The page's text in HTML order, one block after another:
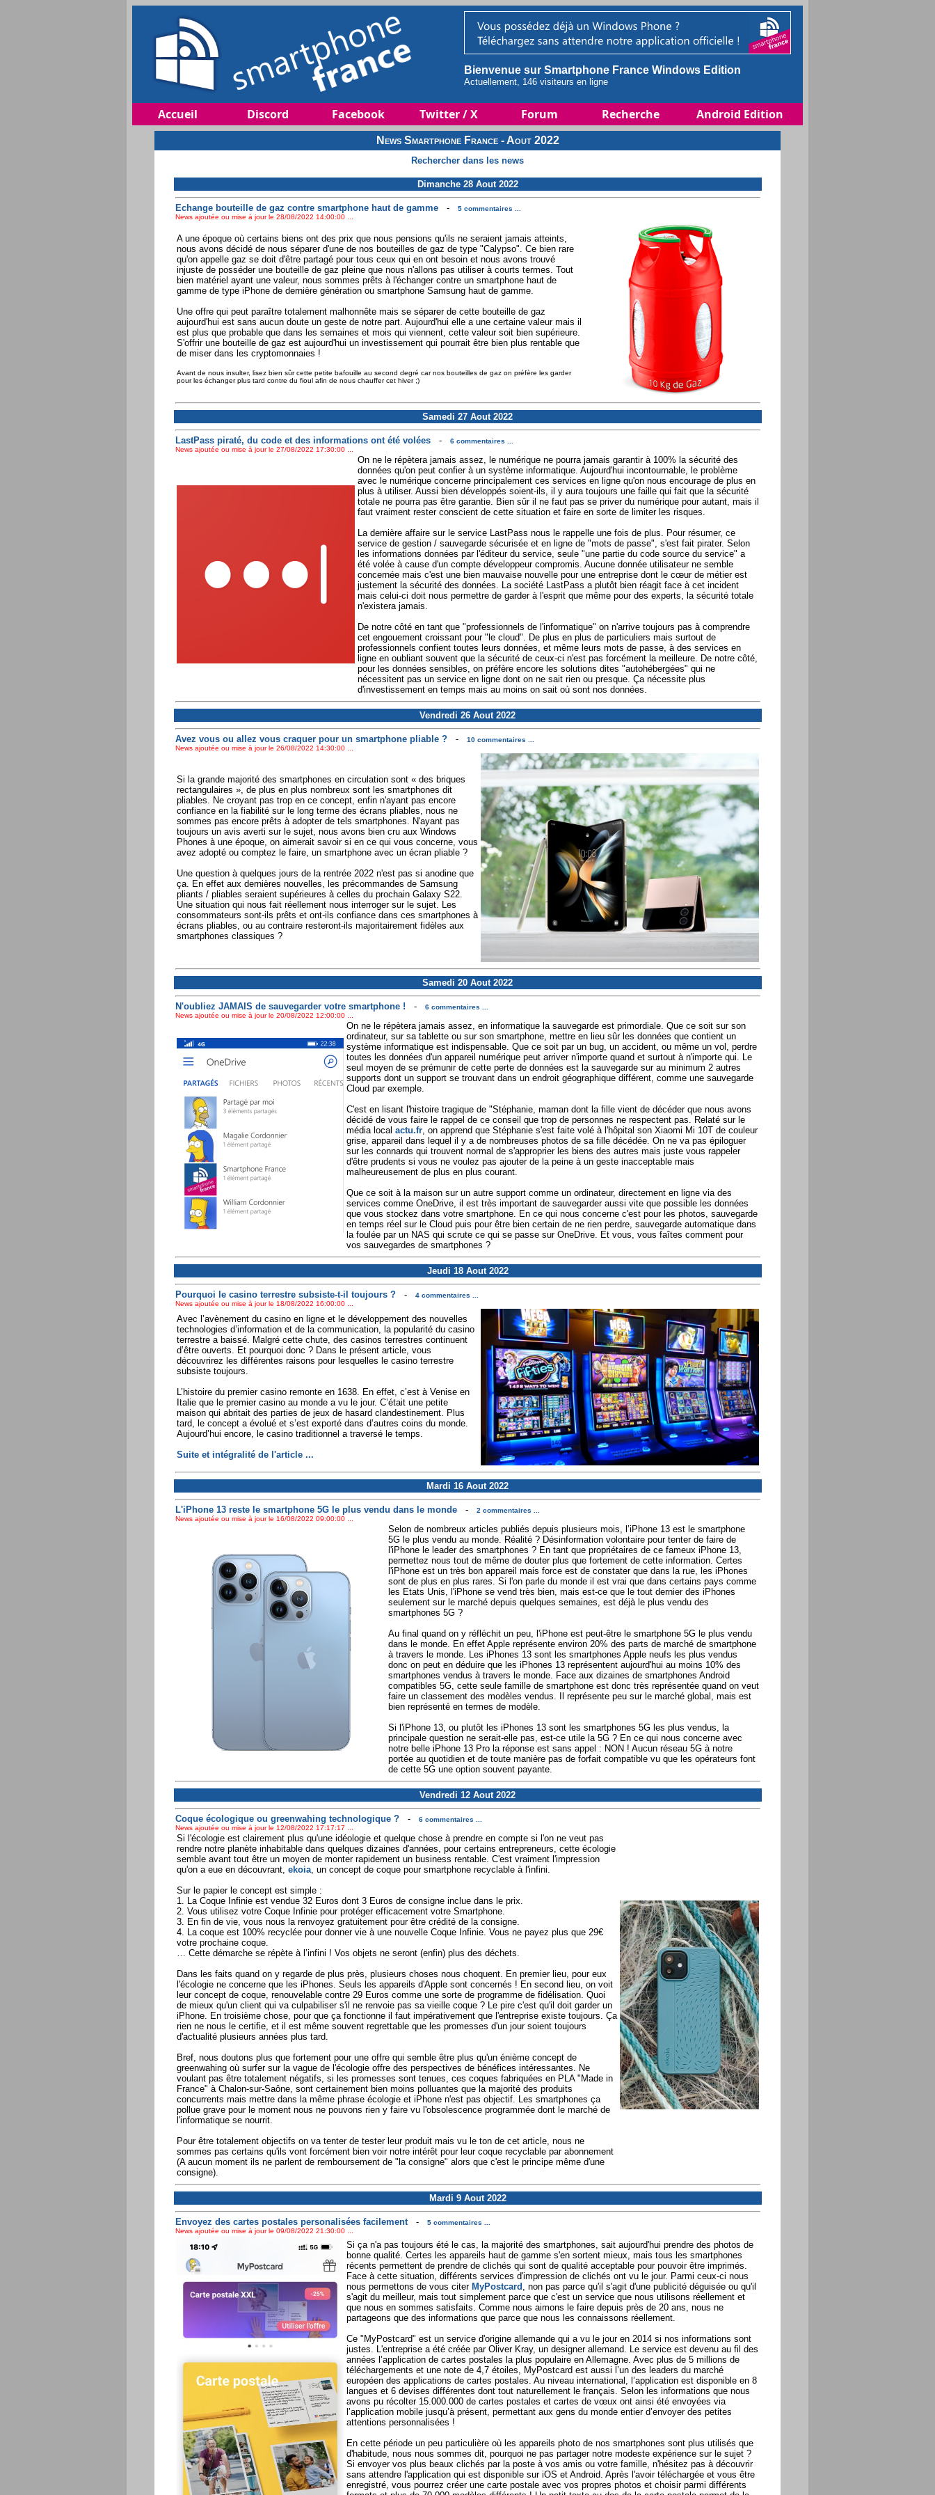
Bienvenue sur Smartphone France Windows Edition
Actuellement, 146 visiteurs en ligne
Accueil Discord Facebook Twitter / X Forum Recherche Android Edition
News Smartphone France - Aout 2022
Rechercher dans les news
Dimanche 28 Aout 2022
Echange bouteille de gaz contre smartphone haut de gamme-
5 commentaires ...
News ajoutée ou mise à jour le 28/08/2022 14:00:00 ...
A une époque où certains biens ont des prix que nous pensions qu'ils ne seraient jamais atteints,
nous avons décidé de nous séparer d'une de nos bouteilles de gaz de type "Calypso". Ce bien rare
qu'on appelle gaz se doit d'être partagé pour tous ceux qui en ont besoin et nous avons trouvé
injuste de posséder une bouteille de gaz pleine que nous n'allons pas utiliser à courts termes. Tout
bien matériel ayant une valeur, nous sommes prêts à l'échanger contre un smartphone haut de
gamme de type iPhone de dernière génération ou smartphone Samsung haut de gamme.
Une offre qui peut paraître totalement malhonnête mais se séparer de cette bouteille de gaz
aujourd'hui est sans aucun doute un geste de notre part. Aujourd'hui elle a une certaine valeur mais il
est plus que probable que dans les semaines et mois qui viennent, cette valeur soit bien supérieure.
S'offrir une bouteille de gaz est aujourd'hui un investissement qui pourrait être bien plus rentable que
de miser dans les cryptomonnaies !
Avant de nous insulter, lisez bien sûr cette petite bafouille au second degré car nos bouteilles de gaz on préfère les garder
pour les échanger plus tard contre du fioul afin de nous chauffer cet hiver ;)
Samedi 27 Aout 2022
LastPass piraté, du code et des informations ont été volées-
6 commentaires ...
News ajoutée ou mise à jour le 27/08/2022 17:30:00 ...
On ne le répètera jamais assez, le numérique ne pourra jamais garantir à 100% la sécurité des
données qu'on peut confier à un système informatique. Aujourd'hui incontournable, le problème
avec le numérique concerne principalement ces services en ligne qu'on nous encourage de plus en
plus à utiliser. Aussi bien développés soient-ils, il y aura toujours une faille qui fait que la sécurité
totale ne pourra pas être garantie. Bien sûr il ne faut pas se priver du numérique pour autant, mais il
faut vraiment rester conscient de cette situation et faire en sorte de limiter les risques.
La dernière affaire sur le service LastPass nous le rappelle une fois de plus. Pour résumer, ce
service de gestion / sauvegarde sécurisée et en ligne de "mots de passe", s'est fait pirater. Selon
les informations données par l'éditeur du service, seule "une partie du code source du service" a
été volée à cause d'un compte développeur compromis. Aucune donnée utilisateur ne semble
concernée mais c'est une bien mauvaise nouvelle pour une entreprise dont le cœur de métier est
justement la sécurité des données. La société LastPass a plutôt bien réagit face à cet incident
mais celui-ci doit nous permettre de garder à l'esprit que même pour des experts, la sécurité totale
n'existera jamais.
De notre côté en tant que "professionnels de l'informatique" on n'arrive toujours pas à comprendre
cet engouement croissant pour "le cloud". De plus en plus de particuliers mais surtout de
professionnels confient toutes leurs données, et même leurs mots de passe, à des services en
ligne en oubliant souvent que la sécurité de ceux-ci n'est pas forcément la meilleure. De notre côté,
pour les données sensibles, on préfère encore les solutions dites "autohébergées" qui ne
nécessitent pas un service en ligne dont on ne sait rien ou presque. Ça nécessite plus
d'investissement en temps mais au moins on sait où sont nos données.
Vendredi 26 Aout 2022
Avez vous ou allez vous craquer pour un smartphone pliable ?-
10 commentaires ...
News ajoutée ou mise à jour le 26/08/2022 14:30:00 ...
Si la grande majorité des smartphones en circulation sont « des briques
rectangulaires », de plus en plus nombreux sont les smartphones dit
pliables. Ne croyant pas trop en ce concept, enfin n'ayant pas encore
confiance en la fiabilité sur le long terme des écrans pliables, nous ne
sommes pas encore prêts à adopter de tels smartphones. N'ayant pas
toujours un avis averti sur le sujet, nous avons bien cru aux Windows
Phones à une époque, on aimerait savoir si en ce qui vous concerne, vous
avez adopté ou comptez le faire, un smartphone avec un écran pliable ?
Une question à quelques jours de la rentrée 2022 n'est pas si anodine que
ça. En effet aux dernières nouvelles, les précommandes de Samsung
pliants / pliables seraient supérieures à celles du prochain Galaxy S22.
Une situation qui nous fait réellement nous interroger sur le sujet. Les
consommateurs sont-ils prêts et ont-ils confiance dans ces smartphones à
écrans pliables, ou au contraire resteront-ils majoritairement fidèles aux
smartphones classiques ?
Samedi 20 Aout 2022
N'oubliez JAMAIS de sauvegarder votre smartphone ! -
6 commentaires ...
News ajoutée ou mise à jour le 20/08/2022 12:00:00 ...
On ne le répètera jamais assez, en informatique la sauvegarde est primordiale. Que ce soit sur son
ordinateur, sur sa tablette ou sur son smartphone, mettre en lieu sûr les données que contient un
système informatique est indispensable. Que ce soit par un bug, un accident, ou même un vol, perdre
toutes les données d'un appareil numérique peut arriver n'importe quand et surtout à n'importe qui. Le
seul moyen de se prémunir de cette perte de données est la sauvegarde sur au minimum 2 autres
supports dont un support se trouvant dans un endroit géographique différent, comme une sauvegarde
Cloud par exemple.
C'est en lisant l'histoire tragique de "Stéphanie, maman dont la fille vient de décéder que nous avons
décidé de vous faire le rappel de ce conseil que trop de personnes ne respectent pas. Relaté sur le
média local actu.fr, on apprend que Stéphanie s'est faite volé à l'hôpital son Xiaomi Mi 10T de couleur
grise, appareil dans lequel il y a de nombreuses photos de sa fille décédée. On ne va pas épiloguer
sur les connards qui trouvent normal de s'approprier les biens des autres mais juste vous rappeler
d'être prudents si vous ne voulez pas ajouter de la peine à un geste inacceptable mais
malheureusement de plus en plus courant.
Que ce soit à la maison sur un autre support comme un ordinateur, directement en ligne via des
services comme OneDrive, il est très important de sauvegarder aussi vite que possible les données
que vous stockez dans votre smartphone. En ce qui nous concerne c'est pour les photos, sauvegarde
en temps réel sur le Cloud puis pour être bien certain de ne rien perdre, sauvegarde automatique dans
la foulée par un NAS qui scrute ce qui se passe sur OneDrive. Et vous, vous faîtes comment pour
vos sauvegardes de smartphones ?
Jeudi 18 Aout 2022
Pourquoi le casino terrestre subsiste-t-il toujours ?-
4 commentaires ...
News ajoutée ou mise à jour le 18/08/2022 16:00:00 ...
Avec l’avènement du casino en ligne et le développement des nouvelles
technologies d’information et de la communication, la popularité du casino
terrestre a baissé. Malgré cette chute, des casinos terrestres continuent
d’être ouverts. Et pourquoi donc ? Dans le présent article, vous
découvrirez les différentes raisons pour lesquelles le casino terrestre
subsiste toujours.
L’histoire du premier casino remonte en 1638. En effet, c’est à Venise en
Italie que le premier casino au monde a vu le jour. C’était une petite
maison qui abritait des parties de jeux de hasard clandestinement. Plus
tard, le concept a évolué et s’est exporté dans d’autres coins du monde.
Aujourd’hui encore, le casino traditionnel a traversé le temps.
Suite et intégralité de l'article ...
Mardi 16 Aout 2022
L'iPhone 13 reste le smartphone 5G le plus vendu dans le monde-
2 commentaires ...
News ajoutée ou mise à jour le 16/08/2022 09:00:00 ...
Selon de nombreux articles publiés depuis plusieurs mois, l’iPhone 13 est le smartphone
5G le plus vendu au monde. Réalité ? Désinformation volontaire pour tenter de faire de
l'iPhone le leader des smartphones ? En tant que propriétaires de ce fameux iPhone 13,
permettez nous tout de même de douter plus que fortement de cette information. Certes
l'iPhone est un très bon appareil mais force est de constater que dans la rue, les iPhones
sont de plus en plus rares. Si l'on parle du monde il est vrai que dans certains pays comme
les Etats Unis, l'iPhone se vend très bien, mais est-ce que le tout dernier des iPhones
seulement sur le marché depuis quelques semaines, est déjà le plus vendu des
smartphones 5G ?
Au final quand on y réfléchit un peu, l'iPhone est peut-être le smartphone 5G le plus vendu
dans le monde. En effet Apple représente environ 20% des parts de marché de smartphone
à travers le monde. Les iPhones 13 sont les smartphones Apple neufs les plus vendus
donc on peut en déduire que les iPhones 13 représentent aujourd'hui au moins 10% des
smartphones vendus à travers le monde. Face aux dizaines de smartphones Android
compatibles 5G, cette seule famille de smartphone est donc très représentée quand on veut
faire un classement des modèles vendus. Il représente peu sur le marché global, mais est
bien représenté en termes de modèle.
Si l'iPhone 13, ou plutôt les iPhones 13 sont les smartphones 5G les plus vendus, la
principale question ne serait-elle pas, est-ce utile la 5G ? En ce qui nous concerne avec
notre belle iPhone 13 Pro la réponse est sans appel : NON ! Aucun réseau 5G à notre
portée au quotidien et de toute manière pas de forfait compatible vu que les opérateurs font
de cette 5G une option souvent payante.
Vendredi 12 Aout 2022
Coque écologique ou greenwahing technologique ?-
6 commentaires ...
News ajoutée ou mise à jour le 12/08/2022 17:17:17 ...
Si l'écologie est clairement plus qu'une idéologie et quelque chose à prendre en compte si l'on ne veut pas
rendre notre planète inhabitable dans quelques dizaines d'années, pour certains entrepreneurs, cette écologie
semble avant tout être un moyen de monter rapidement un business rentable. C'est vraiment l'impression
qu'on a eue en découvrant, ekoia, un concept de coque pour smartphone recyclable à l'infini.
Sur le papier le concept est simple :
1. La Coque Infinie est vendue 32 Euros dont 3 Euros de consigne inclue dans le prix.
2. Vous utilisez votre Coque Infinie pour protéger efficacement votre Smartphone.
3. En fin de vie, vous nous la renvoyez gratuitement pour être crédité de la consigne.
4. La coque est 100% recyclée pour donner vie à une nouvelle Coque Infinie. Vous ne payez plus que 29€
votre prochaine coque.
… Cette démarche se répète à l’infini ! Vos objets ne seront (enfin) plus des déchets.
Dans les faits quand on y regarde de plus près, plusieurs choses nous choquent. En premier lieu, pour eux
l'écologie ne concerne que les iPhones. Seuls les appareils d'Apple sont concernés ! En second lieu, on voit
leur concept de coque, renouvelable contre 29 Euros comme une sorte de programme de fidélisation. Quoi
de mieux qu'un client qui va culpabiliser s'il ne renvoie pas sa vieille coque ? Le pire c'est qu'il doit garder un
iPhone. En troisième chose, pour que ça fonctionne il faut impérativement que l'entreprise existe toujours. Ça
rien ne nous le certifie, et il est même souvent regrettable que les promesses d'un jour soient toujours
d'actualité plusieurs années plus tard.
Bref, nous doutons plus que fortement pour une offre qui semble être plus qu'un énième concept de
greenwahing où surfer sur la vague de l'écologie offre des perspectives de bénéfices intéressantes. Ne
voulant pas être totalement négatifs, si les promesses sont tenues, ces coques fabriquées en PLA "Made in
France" à Chalon-sur-Saône, sont certainement bien moins polluantes que la majorité des produits
concurrents mais mettre dans la même phrase écologie et iPhone n'est pas objectif. Les smartphones ça
pollue grave pour le moment nous ne pouvons rien y faire vu l'obsolescence programmée dont le marché de
l'informatique se nourrit.
Pour être totalement objectifs on va tenter de tester leur produit mais vu le ton de cet article, nous ne
sommes pas certains qu'ils vont forcément bien voir notre intérêt pour leur coque recyclable par abonnement
(A aucun moment ils ne parlent de remboursement de "la consigne" alors que c'est le principe même d'une
consigne).
Mardi 9 Aout 2022
Envoyez des cartes postales personalisées facilement-
5 commentaires ...
News ajoutée ou mise à jour le 09/08/2022 21:30:00 ...
Si ça n'a pas toujours été le cas, la majorité des smartphones, sait aujourd'hui prendre des photos de
bonne qualité. Certes les appareils haut de gamme s'en sortent mieux, mais tous les smartphones
récents permettent de prendre de clichés qui sont de qualité acceptable pour pouvoir être imprimés.
Face à cette situation, différents services d'impression de clichés ont vu le jour. Parmi ceux-ci nous
nous permettons de vous citer MyPostcard , non pas parce qu'il s'agit d'une publicité déguisée ou qu'il
s'agit du meilleur, mais tout simplement parce que c'est un service que nous utilisons réellement et
que nous en sommes satisfaits. Comme nous aimons le faire depuis près de 20 ans, nous ne
partageons que des informations que parce que nous les connaissons réellement.
Ce "MyPostcard" est un service d'origine allemande qui a vu le jour en 2014 si nos informations sont
justes. L'entreprise a été créée par Oliver Kray, un designer allemand. Le service est devenu au fil des
années l’application de cartes postales la plus populaire en Allemagne. Avec plus de 5 millions de
téléchargements et une note de 4,7 étoiles, MyPostcard est aussi l’un des leaders du marché
européen des applications de cartes postales. Au niveau international, l’application est disponible en 8
langues et 6 devises différentes dont tout naturellement le français. Selon les informations que nous
avons pu récolter 15.000.000 de cartes postales et cartes de vœux ont ainsi été envoyées via
l’application mobile jusqu’à présent, permettant aux gens du monde entier d’envoyer des petites
attentions personnalisées !
En cette période un peu particulière où les appareils photo de nos smartphones sont plus utilisés que
d'habitude, nous nous sommes dit, pourquoi ne pas partager notre modeste expérience sur le sujet ?
Si envoyer vos plus beaux clichés par la poste à vos amis ou votre famille, n'hésitez pas à découvrir
sans attendre l'application qui est disponible sur iOS et Android. Après l'avoir téléchargée et vous être
enregistré, vous pourrez créer une carte postale avec vos propres photos et choisir parmi différents